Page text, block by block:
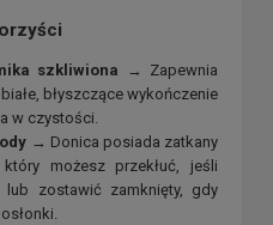
szkliwiona → Zapewnia
błyszczące wykończenie
w czystości.
→ Donica posiada zatkany
możesz przekłuć, jeśli
lub zostawić zamknięty, gdy